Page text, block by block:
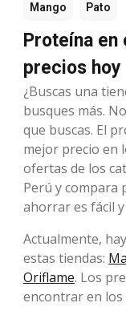
Mango Pato
Proteína
precios hoy
¿Buscas una
busques más.
que buscas. El
mejor precio en
ofertas de los
Perú y compara
ahorrar es fácil
Actualmente,
estas tiendas:
Oriflame. Los
encontrar en